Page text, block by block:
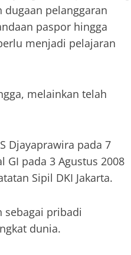
pelanggaran
paspor hingga
menjadi pelajaran
melainkan telah
Djayaprawira pada 7
pada 3 Agustus 2008
Sipil DKI Jakarta.
sebagai pribadi
dunia.